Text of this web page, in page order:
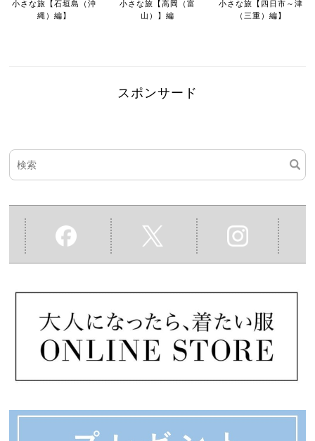
小さな旅【石垣島（沖
縄）編】
小さな旅【高岡（富
山）】編
小さな旅【四日市～津
（三重）編】
スポンサード